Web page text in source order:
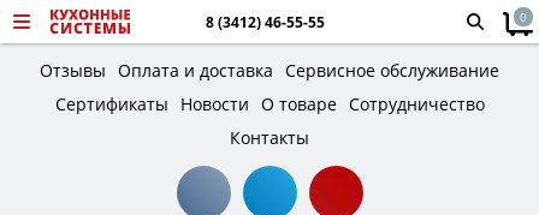
8 (3412) 46-55-55 0
Отзывы Оплата и доставка Сервисное обслуживание
Сертификаты
Новости О товаре Сотрудничество
Контакты